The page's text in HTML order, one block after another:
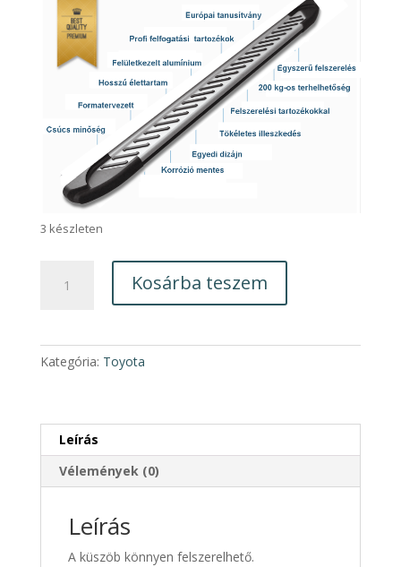
3 készleten
Land
Küszöb
mennyiség
Kosárba teszem
Kategória: Toyota
Leírás
Vélemények (0)
Leírás
A küszöb könnyen felszerelhető.